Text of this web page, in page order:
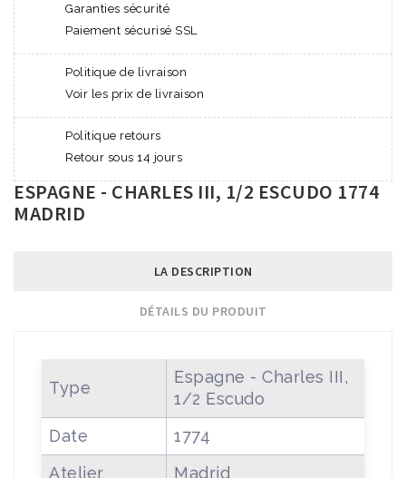
Garanties sécurité
Paiement sécurisé SSL
Politique de livraison
Voir les prix de livraison
Politique retours
Retour sous 14 jours
ESPAGNE - CHARLES III, 1/2 ESCUDO 1774
MADRID
LA DESCRIPTION
DÉTAILS DU PRODUIT
Type
Espagne - Charles III,
1/2 Escudo
Date
1774
Atelier
Madrid